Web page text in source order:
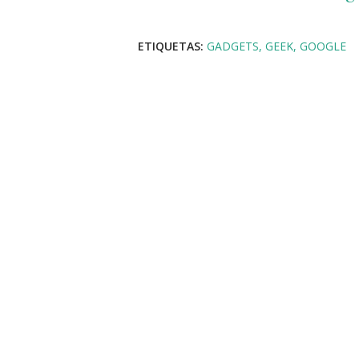
ETIQUETAS: GADGETS GEEK GOOGLE